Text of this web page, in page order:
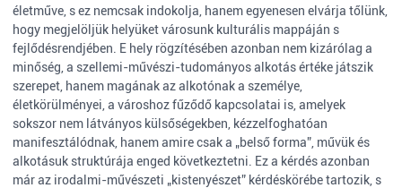
életműve, s ez nemcsak indokolja, hanem egyenesen elvárja tőlünk,
hogy megjelöljük helyüket városunk kulturális mappáján s
fejlődésrendjében. E hely rögzítésében azonban nem kizárólag a
minőség, a szellemi-művészi-tudományos alkotás értéke játszik
szerepet, hanem magának az alkotónak a személye,
életkörülményei, a városhoz fűződő kapcsolatai is, amelyek
sokszor nem látványos külsőségekben, kézzelfoghatóan
manifesztálódnak, hanem amire csak a „belső forma”, művük és
alkotásuk struktúrája enged következtetni. Ez a kérdés azonban
már az irodalmi-művészeti „kistenyészet” kérdéskörébe tartozik, s